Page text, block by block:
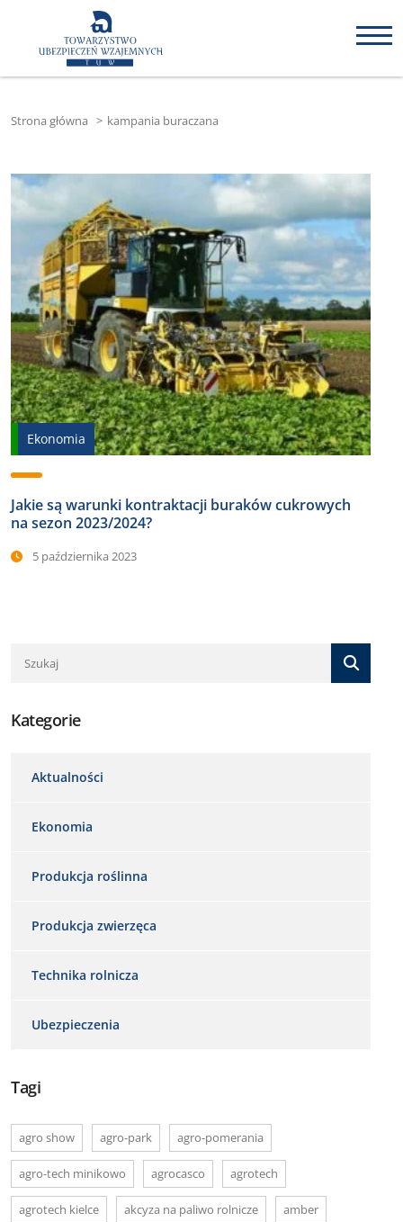
Strona główna > kampania buraczana
Ekonomia
Jakie są warunki kontraktacji buraków cukrowych
na sezon 2023/2024?
5 października 2023
Kategorie
Aktualności
Ekonomia
Produkcja roślinna
Produkcja zwierzęca
Technika rolnicza
Ubezpieczenia
Tagi
agro show agro-park agro-pomerania
agro-tech minikowo agrocasco agrotech
agrotech kielce akcyza na paliwo rolnicze amber